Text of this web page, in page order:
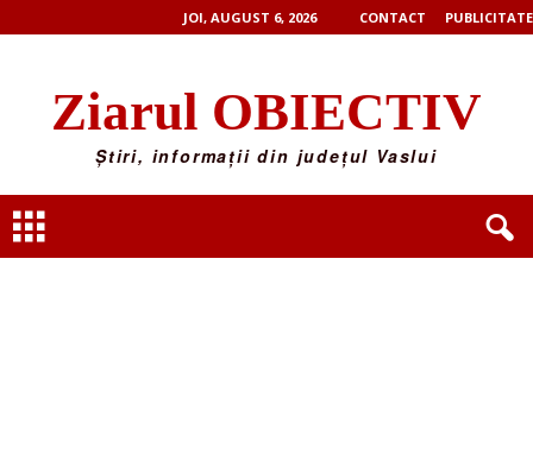
JOI, AUGUST 6, 2026 CONTACT PUBLICITATE
Ziarul OBIECTIV
Știri, informații din județul Vaslui